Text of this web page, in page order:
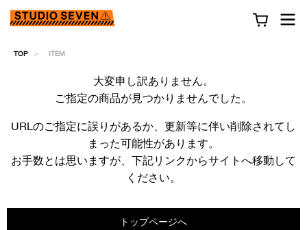
TOP ITEM
大変申し訳ありません。
ご指定の商品が見つかりませんでした。
URLのご指定に誤りがあるか、更新等に伴い削除されてし
まった可能性があります。
お手数とは思いますが、下記リンクからサイトへ移動して
ください。
トップページへ